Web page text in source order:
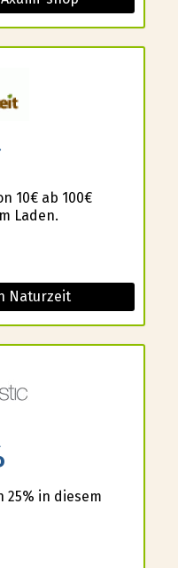
10€ ab 100€
Laden.
Naturzeit
25% in diesem